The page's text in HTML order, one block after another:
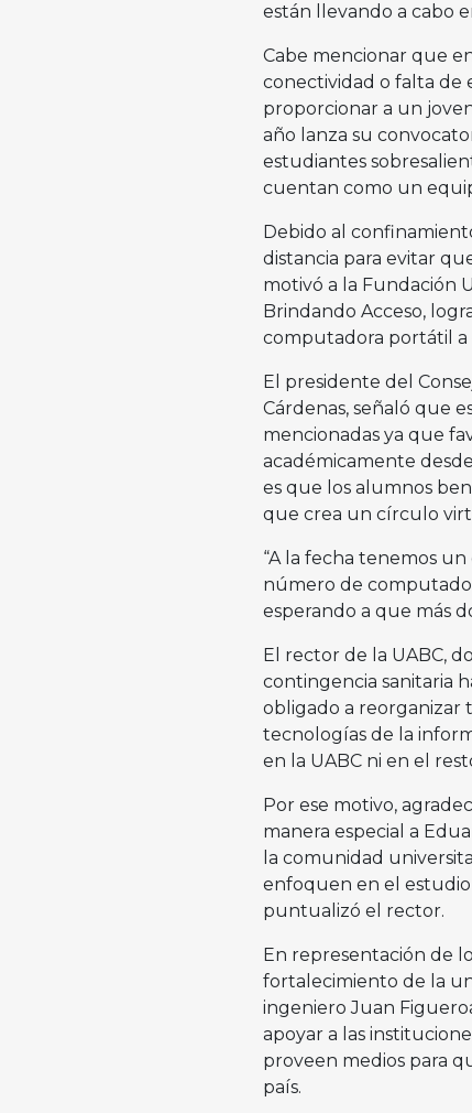
están llevando a cabo
Cabe mencionar que
conectividad o falta de
proporcionar a un
año lanza su
estudiantes
cuentan como un
Debido al
distancia para evitar
motivó a la Fundación
Brindando Acceso,
computadora portátil a
El presidente del
Cárdenas, señaló que
mencionadas ya que
académicamente
es que los alumnos
que crea un círculo
“A la fecha tenemos
número de
esperando a que más
El rector de la UABC,
contingencia sanitaria
obligado a reorganizar
tecnologías de la
en la UABC ni en el
Por ese motivo,
manera especial a
la comunidad
enfoquen en el estudio
puntualizó el rector.
En representación de
fortalecimiento de la
ingeniero Juan
apoyar a las
proveen medios para
país.